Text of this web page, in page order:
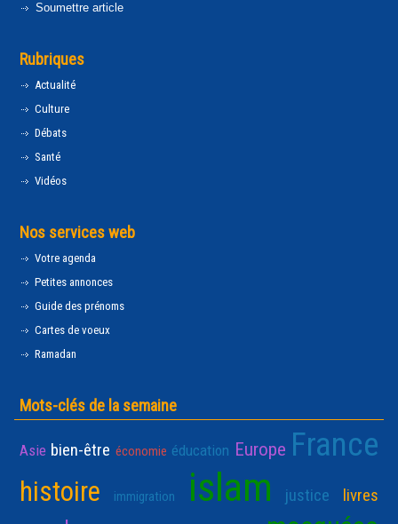
Soumettre article
Rubriques
Actualité
Culture
Débats
Santé
Vidéos
Nos services web
Votre agenda
Petites annonces
Guide des prénoms
Cartes de voeux
Ramadan
Mots-clés de la semaine
Asie bien-être économie éducation Europe France
histoire immigration islam justice livres